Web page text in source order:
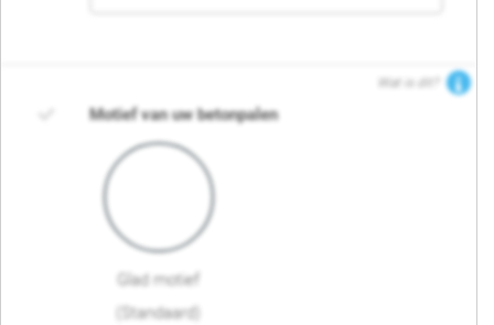
Wat is dit?
Motief van uw betonpalen
Glad motief
(Standaard)